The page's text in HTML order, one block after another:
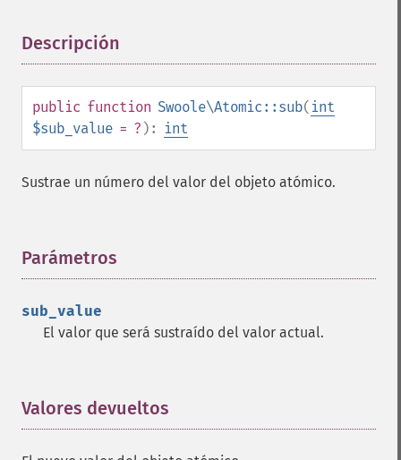
Descripción
public function Swoole\Atomic::sub( int
$sub_value = ? ): int
Sustrae un número del valor del objeto atómico.
Parámetros
sub_value
El valor que será sustraído del valor actual.
Valores devueltos